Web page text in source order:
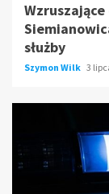
służby
Szymon Wilk 3